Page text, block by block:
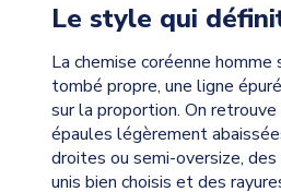
Le style qui
La chemise coréenne homme
tombé propre, une ligne
sur la proportion. On
épaules légèrement
droites ou semi-oversize,
unis bien choisis et des